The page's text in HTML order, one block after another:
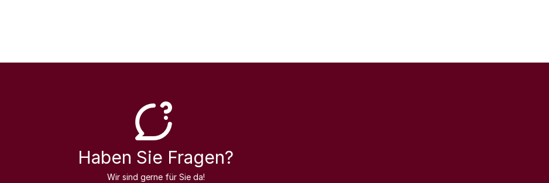
Haben Sie Fragen?
Wir sind gerne für Sie da!